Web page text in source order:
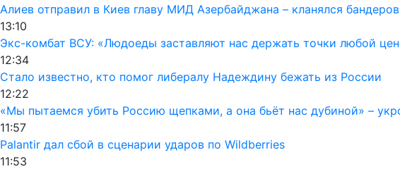
Алиев отправил в Киев главу МИД Азербайджана – кланялся
13:10
Экс-комбат ВСУ: «Людоеды заставляют нас держать точки любой
12:34
Стало известно, кто помог либералу Надеждину бежать из России
12:22
«Мы пытаемся убить Россию щепками, а она бьёт нас дубиной» –
11:57
Palantir дал сбой в сценарии ударов по Wildberries
11:53